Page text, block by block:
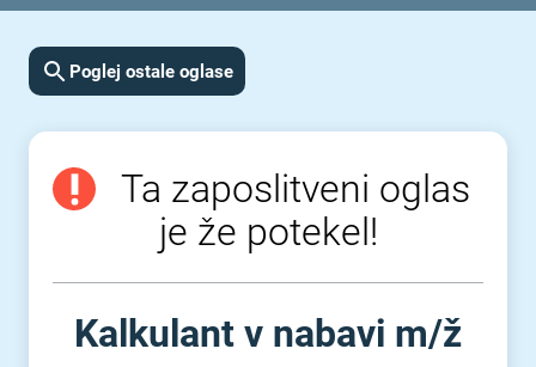
Poglej ostale oglase
Ta zaposlitveni oglas
je že potekel!
Kalkulant v nabavi m⁠/⁠ž